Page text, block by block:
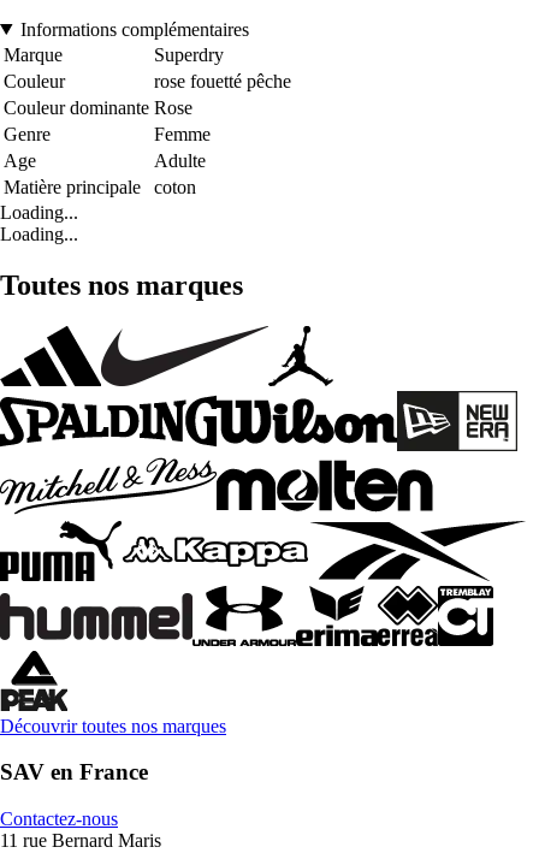
Informations complémentaires
Marque
Superdry
Couleur
rose fouetté pêche
Couleur dominante Rose
Genre
Femme
Age
Adulte
Matière principale
coton
Loading...
Loading...
Toutes nos marques
Découvrir toutes nos marques
SAV en France
Contactez-nous
11 rue Bernard Maris